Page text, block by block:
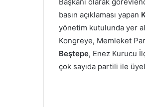
basın açıklaması yapan
yönetim kutulunda yer
Kongreye, Memleket
Beştepe, Enez Kurucu
çok sayıda partili ile